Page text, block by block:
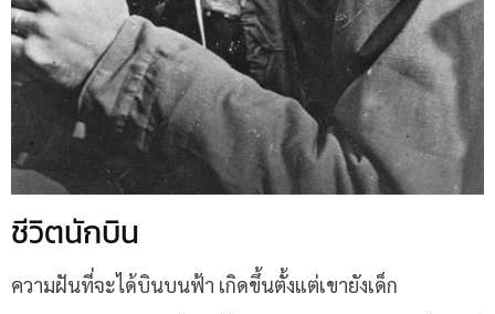
ชีวิตนักบิน
ความฝันที่จะได้บินบนฟ้า เกิดขึ้นตั้งแต่เขายังเด็ก